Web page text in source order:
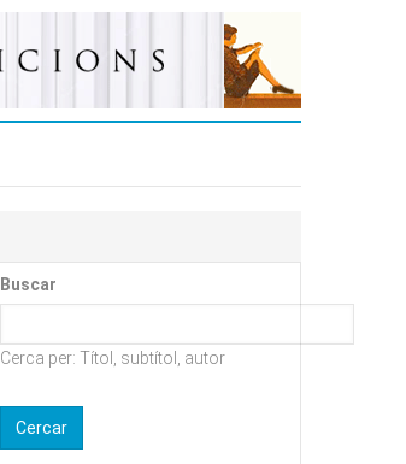
Buscar
Cerca per: Títol, subtítol, autor